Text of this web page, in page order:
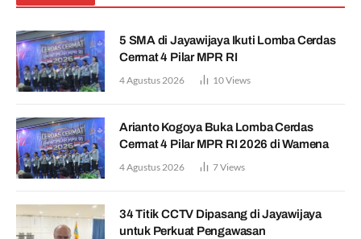
5 SMA di Jayawijaya Ikuti Lomba Cerdas
Cermat 4 Pilar MPR RI
4 Agustus 2026 10Views
Arianto Kogoya Buka Lomba Cerdas
Cermat 4 Pilar MPR RI 2026 di Wamena
4 Agustus 2026 7Views
34 Titik CCTV Dipasang di Jayawijaya
untuk Perkuat Pengawasan